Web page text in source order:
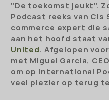
"De toekomst jeukt".
Podcast reeks van Cis
commerce expert die
aan het hoofd staat
United. Afgelopen
met Miguel Garcia,
om op International
veel plezier op terug